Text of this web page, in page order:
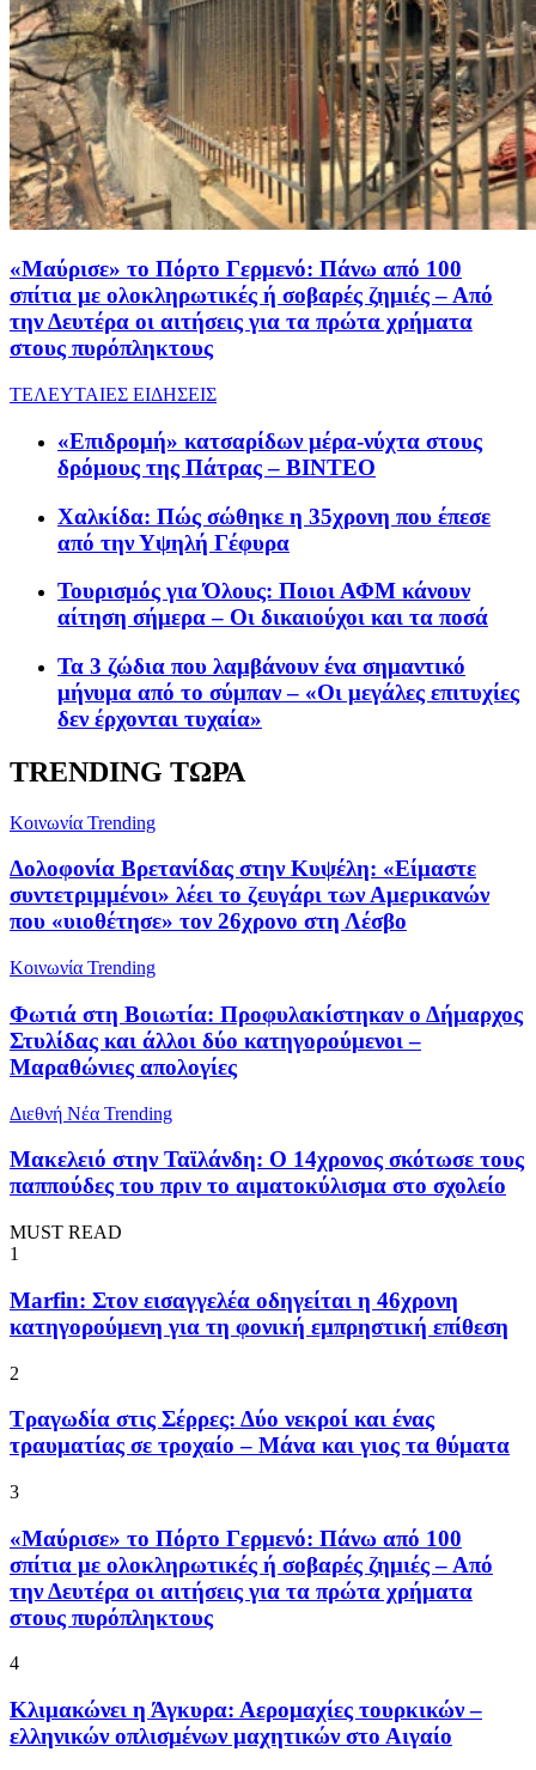
«Μαύρισε» το Πόρτο Γερμενό: Πάνω από 100
σπίτια με ολοκληρωτικές ή σοβαρές ζημιές – Από
την Δευτέρα οι αιτήσεις για τα πρώτα χρήματα
στους πυρόπληκτους
ΤΕΛΕΥΤΑΙΕΣ ΕΙΔΗΣΕΙΣ
«Επιδρομή» κατσαρίδων μέρα-νύχτα στους
δρόμους της Πάτρας – ΒΙΝΤΕΟ
Χαλκίδα: Πώς σώθηκε η 35χρονη που έπεσε
από την Υψηλή Γέφυρα
Τουρισμός για Όλους: Ποιοι ΑΦΜ κάνουν
αίτηση σήμερα – Οι δικαιούχοι και τα ποσά
Τα 3 ζώδια που λαμβάνουν ένα σημαντικό
μήνυμα από το σύμπαν – «Οι μεγάλες επιτυχίες
δεν έρχονται τυχαία»
TRENDING ΤΩΡΑ
Κοινωνία Trending
Δολοφονία Βρετανίδας στην Κυψέλη: «Είμαστε
συντετριμμένοι» λέει το ζευγάρι των Αμερικανών
που «υιοθέτησε» τον 26χρονο στη Λέσβο
Κοινωνία Trending
Φωτιά στη Βοιωτία: Προφυλακίστηκαν ο Δήμαρχος
Στυλίδας και άλλοι δύο κατηγορούμενοι –
Μαραθώνιες απολογίες
Διεθνή Νέα Trending
Μακελειό στην Ταϊλάνδη: Ο 14χρονος σκότωσε τους
παππούδες του πριν το αιματοκύλισμα στο σχολείο
MUST READ
1
Marfin: Στον εισαγγελέα οδηγείται η 46χρονη
κατηγορούμενη για τη φονική εμπρηστική επίθεση
2
Τραγωδία στις Σέρρες: Δύο νεκροί και ένας
τραυματίας σε τροχαίο – Μάνα και γιος τα θύματα
3
«Μαύρισε» το Πόρτο Γερμενό: Πάνω από 100
σπίτια με ολοκληρωτικές ή σοβαρές ζημιές – Από
την Δευτέρα οι αιτήσεις για τα πρώτα χρήματα
στους πυρόπληκτους
4
Κλιμακώνει η Άγκυρα: Αερομαχίες τουρκικών –
ελληνικών οπλισμένων μαχητικών στο Αιγαίο